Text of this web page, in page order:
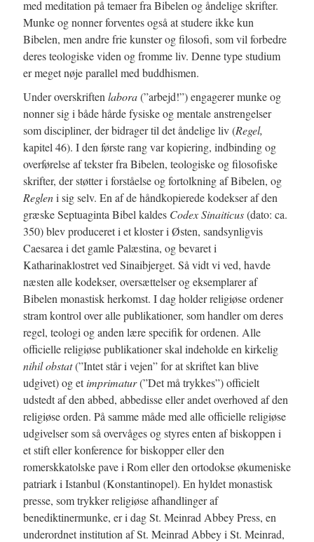
med meditation på temaer fra Bibelen og åndelige skrifter.
Munke og nonner forventes også at studere ikke kun
Bibelen, men andre frie kunster og filosofi, som vil forbedre
deres teologiske viden og fromme liv. Denne type studium
er meget nøje parallel med buddhismen.
Under overskriften labora(”arbejd!”) engagerer munke og
nonner sig i både hårde fysiske og mentale anstrengelser
som discipliner, der bidrager til det åndelige liv (Regel,
kapitel 46). I den første rang var kopiering, indbinding og
overførelse af tekster fra Bibelen, teologiske og filosofiske
skrifter, der støtter i forståelse og fortolkning af Bibelen, og
Regleni sig selv. En af de håndkopierede kodekser af den
græske Septuaginta Bibel kaldes Codex Sinaiticus(dato: ca.
350) blev produceret i et kloster i Østen, sandsynligvis
Caesarea i det gamle Palæstina, og bevaret i
Katharinaklostret ved Sinaibjerget. Så vidt vi ved, havde
næsten alle kodekser, oversættelser og eksemplarer af
Bibelen monastisk herkomst. I dag holder religiøse ordener
stram kontrol over alle publikationer, som handler om deres
regel, teologi og anden lære specifik for ordenen. Alle
officielle religiøse publikationer skal indeholde en kirkelig
nihil obstat(”Intet står i vejen” for at skriftet kan blive
udgivet) og etimprimatur(”Det må trykkes”) officielt
udstedt af den abbed, abbedisse eller andet overhoved af den
religiøse orden. På samme måde med alle officielle religiøse
udgivelser som så overvåges og styres enten af biskoppen i
et stift eller konference for biskopper eller den
romerskkatolske pave i Rom eller den ortodokse økumeniske
patriark i Istanbul (Konstantinopel). En hyldet monastisk
presse, som trykker religiøse afhandlinger af
benediktinermunke, er i dag St. Meinrad Abbey Press, en
underordnet institution af St. Meinrad Abbey i St. Meinrad,